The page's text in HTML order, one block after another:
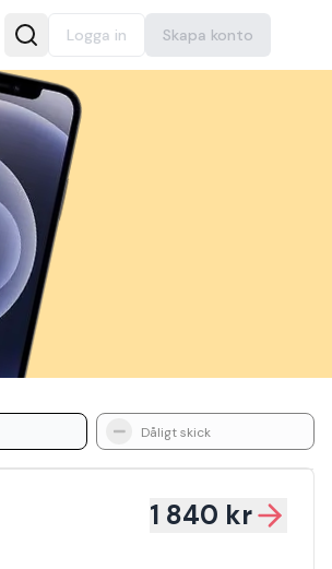
Logga in Skapa konto
Dåligt skick
1 840 kr